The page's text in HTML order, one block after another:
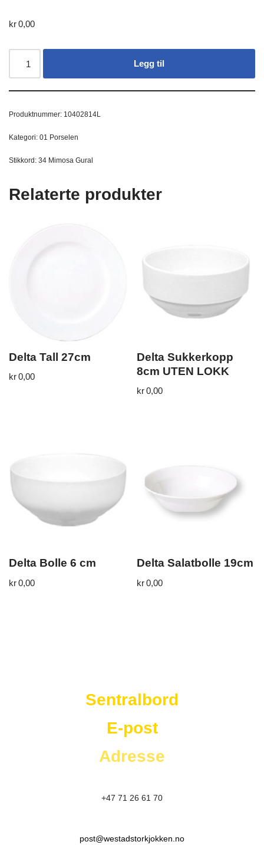
kr0,00
Legg til
Produktnummer: 10402814L
Kategori: 01 Porselen
Stikkord: 34 Mimosa Gural
Relaterte produkter
Delta Tall 27cm
kr0,00
Delta Sukkerkopp
8cm UTEN LOKK
kr0,00
Delta Bolle 6 cm
kr0,00
Delta Salatbolle 19cm
kr0,00
Sentralbord
E-post
Adresse
+47 71 26 61 70
post@westadstorkjokken.no